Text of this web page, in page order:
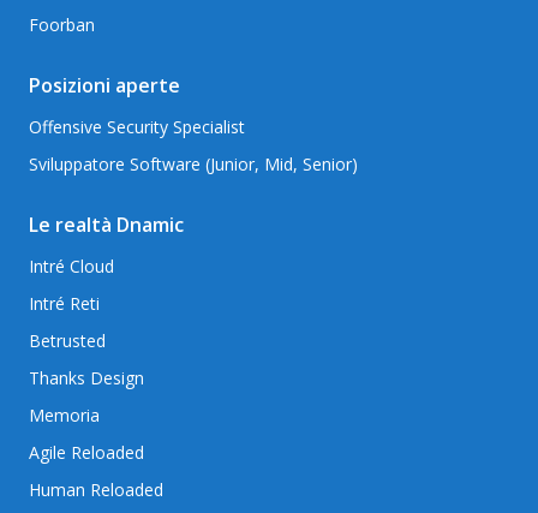
Foorban
Posizioni aperte
Offensive Security Specialist
Sviluppatore Software (Junior, Mid, Senior)
Le realtà Dnamic
Intré Cloud
Intré Reti
Betrusted
Thanks Design
Memoria
Agile Reloaded
Human Reloaded